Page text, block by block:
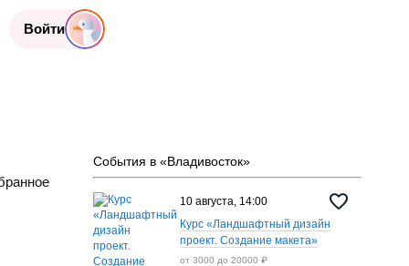
Войти
События в «Владивосток»
10 августа, 14:00
Курс «Ландшафтный дизайн
проект. Создание макета»
от 3000 до 20000 ₽